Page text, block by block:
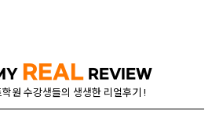
REAL REVIEW
원 수강생들의 생생한 리얼후기 !